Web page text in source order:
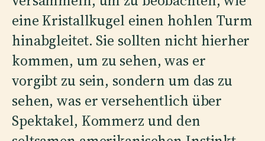
eine Kristallkugel einen hohlen Turm
hinabgleitet. Sie sollten nicht hierher
kommen, um zu sehen, was er
vorgibt zu sein, sondern um das zu
sehen, was er versehentlich über
Spektakel, Kommerz und den